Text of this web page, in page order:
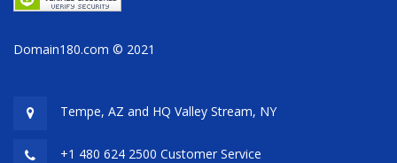
Domain180.com © 2021
Tempe, AZ and HQ Valley Stream, NY
+1 480 624 2500 Customer Service